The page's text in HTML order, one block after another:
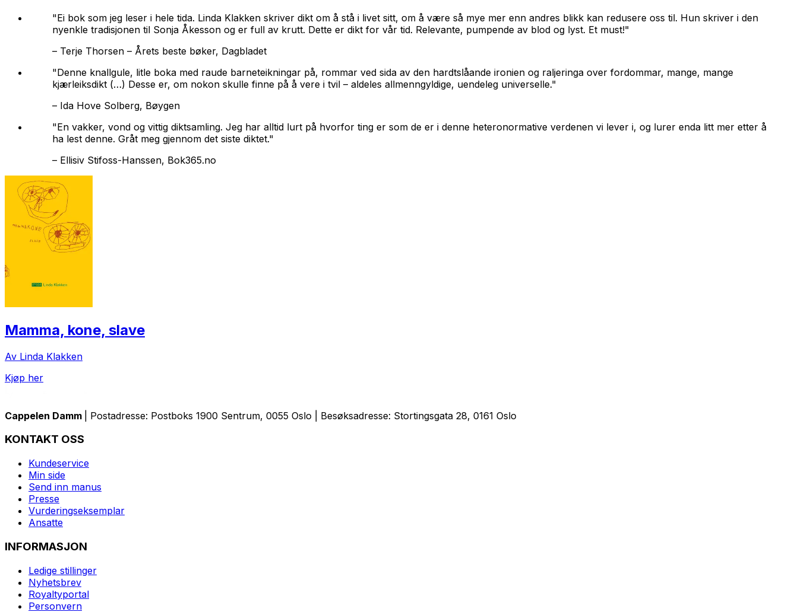
"Ei bok som jeg leser i hele tida. Linda Klakken skriver dikt om å stå i livet sitt, om å være så mye mer enn andres blikk kan redusere oss til. Hun skriver i den
nyenkle tradisjonen til Sonja Åkesson og er full av krutt. Dette er dikt for vår tid. Relevante, pumpende av blod og lyst. Et must!"
– Terje Thorsen – Årets beste bøker, Dagbladet
"Denne knallgule, litle boka med raude barneteikningar på, rommar ved sida av den hardtslåande ironien og raljeringa over fordommar, mange, mange
kjærleiksdikt (…) Desse er, om nokon skulle finne på å vere i tvil – aldeles allmenngyldige, uendeleg universelle."
– Ida Hove Solberg, Bøygen
"En vakker, vond og vittig diktsamling. Jeg har alltid lurt på hvorfor ting er som de er i denne heteronormative verdenen vi lever i, og lurer enda litt mer etter å
ha lest denne. Gråt meg gjennom det siste diktet."
– Ellisiv Stifoss-Hanssen, Bok365.no
Mamma, kone, slave
Av Linda Klakken
Kjøp her
Cappelen Damm | Postadresse: Postboks 1900 Sentrum, 0055 Oslo | Besøksadresse: Stortingsgata 28, 0161 Oslo
KONTAKT OSS
Kundeservice
Min side
Send inn manus
Presse
Vurderingseksemplar
Ansatte
INFORMASJON
Ledige stillinger
Nyhetsbrev
Royaltyportal
Personvern